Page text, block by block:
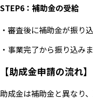
STEP6：補助金の受給
・審査後に補助金が振り
・事業完了から振り込み
【助成金申請の流れ】
助成金は補助金と異なり